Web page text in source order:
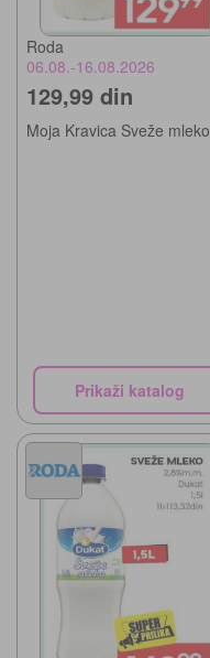
Roda
06.08.-16.08.2026
129,99 din
Moja Kravica Sveže mleko
Prikaži katalog